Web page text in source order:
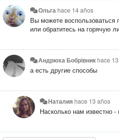
Ольга hace 14 años
​Вы можете воспользоваться
или обратитесь на горячую
Андрюха Бобрівник hace
а есть другие способы
Наталия hace 13 años
Насколько нам известно -